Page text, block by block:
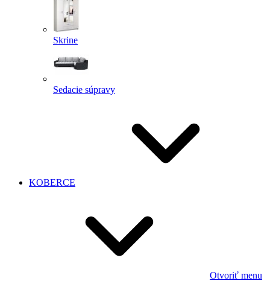
Skrine
Sedacie súpravy
KOBERCE
Otvoriť menu